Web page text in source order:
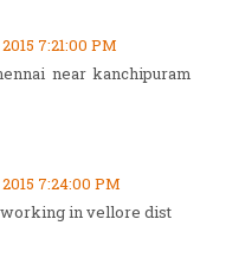
7:21:00 PM
near kanchipuram
7:24:00 PM
working in vellore dist